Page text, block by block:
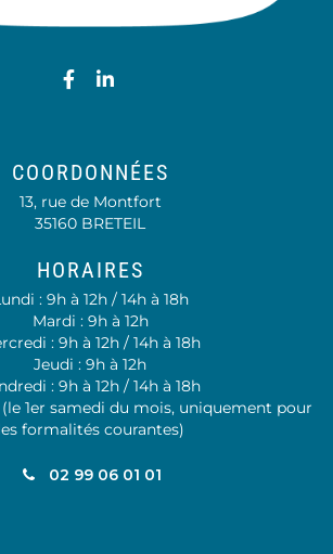
Lien vers le compte
Lien vers le compte
COORDONNÉES
13, rue de Montfort
35160 BRETEIL
HORAIRES
: 9h à 12h / 14h à 18h
Mardi : 9h à 12h
: 9h à 12h / 14h à 18h
Jeudi : 9h à 12h
: 9h à 12h / 14h à 18h
(le 1er samedi du mois, uniquement pour
formalités courantes)
02 99 06 01 01